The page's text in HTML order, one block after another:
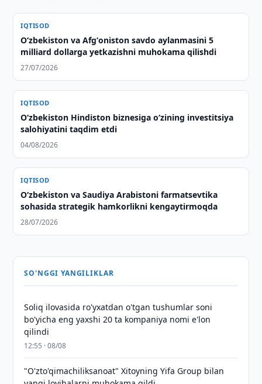
IQTISOD
Oʻzbekiston va Afgʻoniston savdo aylanmasini 5
milliard dollarga yetkazishni muhokama qilishdi
27/07/2026
IQTISOD
Oʻzbekiston Hindiston biznesiga oʻzining investitsiya
salohiyatini taqdim etdi
04/08/2026
IQTISOD
O‘zbekiston va Saudiya Arabistoni farmatsevtika
sohasida strategik hamkorlikni kengaytirmoqda
28/07/2026
SO'NGGI YANGILIKLAR
Soliq ilovasida ro'yxatdan o'tgan tushumlar soni
bo'yicha eng yaxshi 20 ta kompaniya nomi e'lon
qilindi
12:55 · 08/08
"O'zto'qimachiliksanoat" Xitoyning Yifa Group bilan